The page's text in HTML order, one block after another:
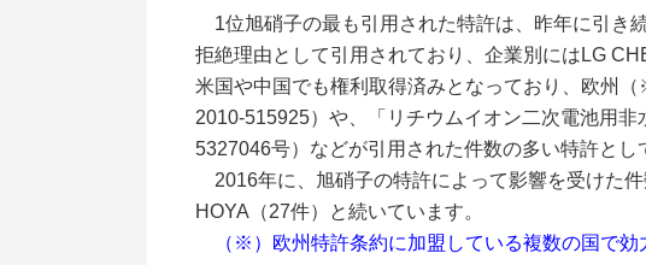
1位旭硝子の最も引用された特許は、昨年に引き
拒絶理由として引用されており、企業別にはLG
米国や中国でも権利取得済みとなっており、欧州
2010-515925）や、「リチウムイオン二次電池用
5327046号）などが引用された件数の多い特許とし
2016年に、旭硝子の特許によって影響を受けた
HOYA（27件）と続いています。
（※）欧州特許条約に加盟している複数の国で